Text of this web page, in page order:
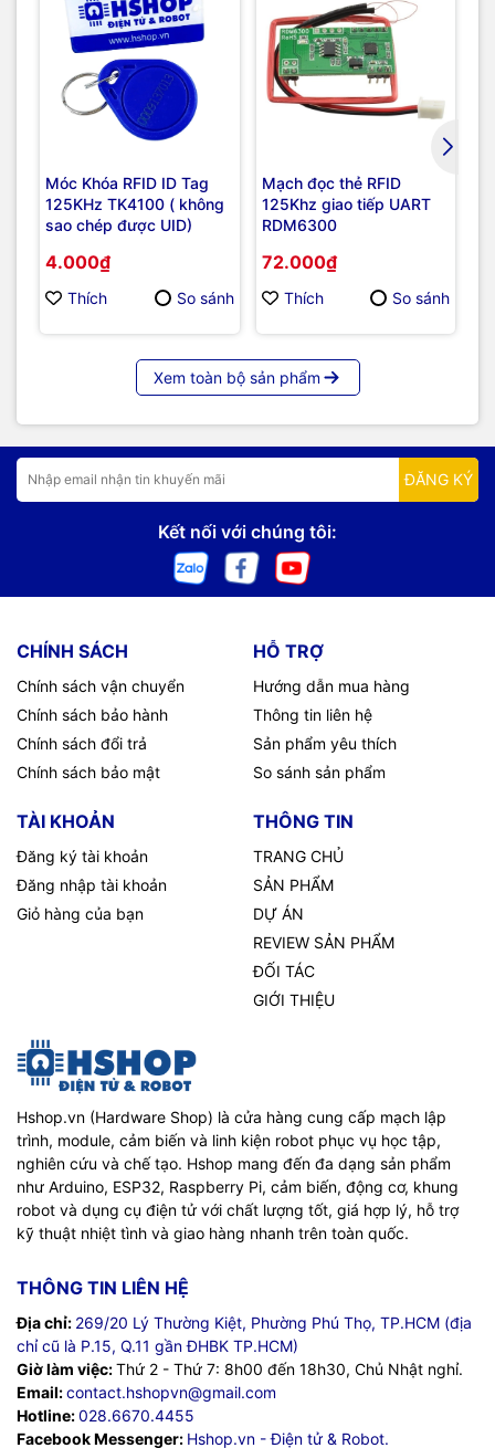
Móc Khóa RFID ID Tag
125KHz TK4100 ( không
sao chép được UID)
4.000₫
Thích So sánh
Mạch đọc thẻ RFID
125Khz giao tiếp UART
RDM6300
72.000₫
Thích So sánh
Xem toàn bộ sản phẩm
ĐĂNG KÝ
Kết nối với chúng tôi:
CHÍNH SÁCH
Chính sách vận chuyển
Chính sách bảo hành
Chính sách đổi trả
Chính sách bảo mật
HỖ TRỢ
Hướng dẫn mua hàng
Thông tin liên hệ
Sản phẩm yêu thích
So sánh sản phẩm
TÀI KHOẢN
Đăng ký tài khoản
Đăng nhập tài khoản
Giỏ hàng của bạn
THÔNG TIN
TRANG CHỦ
SẢN PHẨM
DỰ ÁN
REVIEW SẢN PHẨM
ĐỐI TÁC
GIỚI THIỆU
Hshop.vn (Hardware Shop) là cửa hàng cung cấp mạch lập
trình, module, cảm biến và linh kiện robot phục vụ học tập,
nghiên cứu và chế tạo. Hshop mang đến đa dạng sản phẩm
như Arduino, ESP32, Raspberry Pi, cảm biến, động cơ, khung
robot và dụng cụ điện tử với chất lượng tốt, giá hợp lý, hỗ trợ
kỹ thuật nhiệt tình và giao hàng nhanh trên toàn quốc.
THÔNG TIN LIÊN HỆ
Địa chỉ: 269/20 Lý Thường Kiệt, Phường Phú Thọ, TP.HCM (địa
chỉ cũ là P.15, Q.11 gần ĐHBK TP.HCM)
Giờ làm việc:Thứ 2 - Thứ 7: 8h00 đến 18h30, Chủ Nhật nghỉ.
Email:contact.hshopvn@gmail.com
Hotline:028.6670.4455
Facebook Messenger: Hshop.vn - Điện tử & Robot.